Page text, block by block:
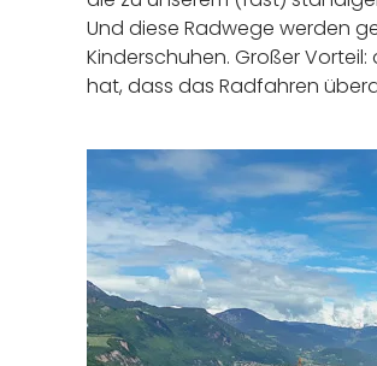
Und diese Radwege werden
Kinderschuhen. Großer
hat, dass das Radfahren